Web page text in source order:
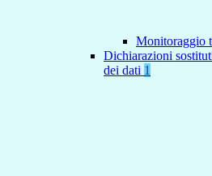
Monitoraggio
Dichiarazioni
dei dati 1